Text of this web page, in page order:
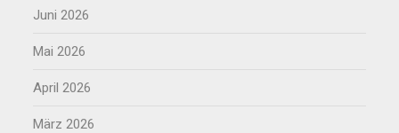
Juni 2026
Mai 2026
April 2026
März 2026